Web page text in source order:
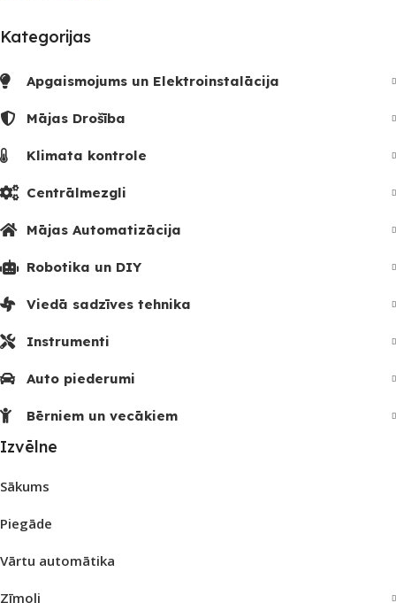
Kategorijas
Apgaismojums un Elektroinstalācija
Mājas Drošība
Klimata kontrole
Centrālmezgli
Mājas Automatizācija
Robotika un DIY
Viedā sadzīves tehnika
Instrumenti
Auto piederumi
Bērniem un vecākiem
Izvēlne
Sākums
Piegāde
Vārtu automātika
Zīmoli